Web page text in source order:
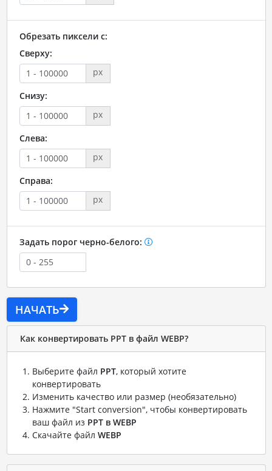
Обрезать пиксели с:
Сверху:
px
Снизу:
px
Слева:
px
Справа:
px
Задать порог черно-белого:
НАЧАТЬ
Как конвертировать PPT в файл WEBP?
Выберите файл PPT, который хотите
конвертировать
Изменить качество или размер (необязательно)
Нажмите "Start conversion", чтобы конвертировать
ваш файл из PPT в WEBP
Скачайте файл WEBP